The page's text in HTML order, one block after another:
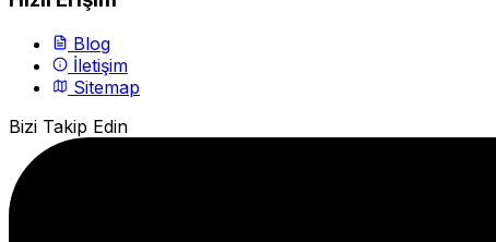
Blog
İletişim
Sitemap
Bizi Takip Edin